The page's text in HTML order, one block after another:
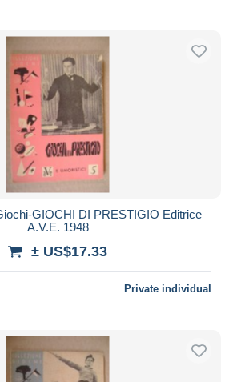
GIOCHI DI PRESTIGIO Editrice
A.V.E. 1948
± US$17.33
Private individual